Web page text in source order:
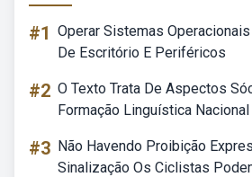
#1 Operar Sistemas
De Escritório E Periféricos
#2 O Texto Trata De Aspectos
Formação Linguística Nacional
#3 Não Havendo Proibição
Sinalização Os Ciclistas